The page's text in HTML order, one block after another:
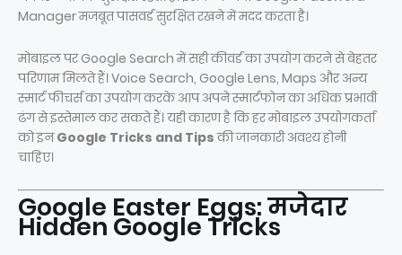
Manager मजबूत पासवर्ड सुरक्षित रखने में मदद करता है।
मोबाइल पर Google Search में सही कीवर्ड का उपयोग करने से बेहतर
परिणाम मिलते हैं। Voice Search, Google Lens, Maps और अन्य
स्मार्ट फीचर्स का उपयोग करके आप अपने स्मार्टफोन का अधिक प्रभावी
ढंग से इस्तेमाल कर सकते हैं। यही कारण है कि हर मोबाइल उपयोगकर्ता
को इनGoogle Tricks and Tipsकी जानकारी अवश्य होनी
चाहिए।
Google Easter Eggs: मजेदार
Hidden Google Tricks